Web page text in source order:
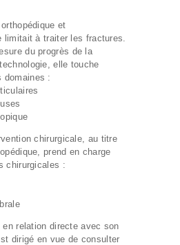
et
limitait à traiter les fractures.
du progrès de la
elle touche
domaines :
chirurgicale, au titre
prend en charge
chirurgicales :
relation directe avec son
dirigé en vue de consulter